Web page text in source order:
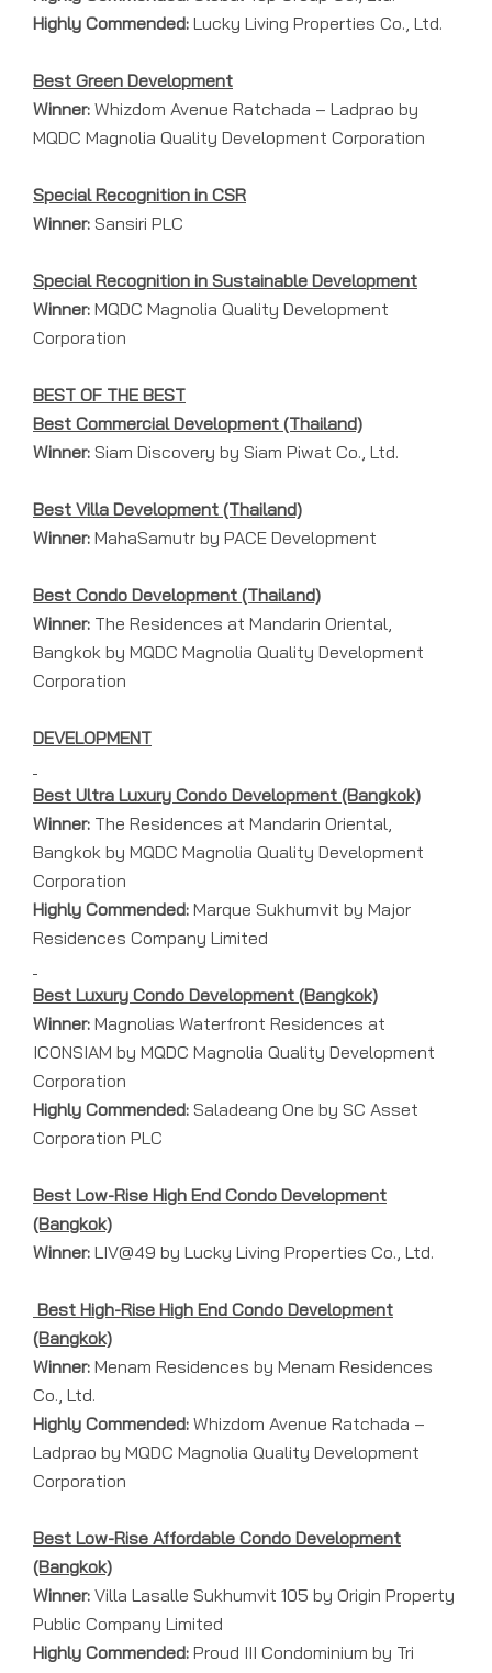
Highly Commended: Lucky Living Properties Co., Ltd.
Best Green Development
Winner: Whizdom Avenue Ratchada – Ladprao by
MQDC Magnolia Quality Development Corporation
Special Recognition in CSR
Winner: Sansiri PLC
Special Recognition in Sustainable Development
Winner: MQDC Magnolia Quality Development
Corporation
BEST OF THE BEST
Best Commercial Development (Thailand)
Winner: Siam Discovery by Siam Piwat Co., Ltd.
Best Villa Development (Thailand)
Winner: MahaSamutr by PACE Development
Best Condo Development (Thailand)
Winner: The Residences at Mandarin Oriental,
Bangkok by MQDC Magnolia Quality Development
Corporation
DEVELOPMENT
Best Ultra Luxury Condo Development (Bangkok)
Winner: The Residences at Mandarin Oriental,
Bangkok by MQDC Magnolia Quality Development
Corporation
Highly Commended: Marque Sukhumvit by Major
Residences Company Limited
Best Luxury Condo Development (Bangkok)
Winner: Magnolias Waterfront Residences at
ICONSIAM by MQDC Magnolia Quality Development
Corporation
Highly Commended: Saladeang One by SC Asset
Corporation PLC
Best Low-Rise High End Condo Development
(Bangkok)
Winner: LIV@49 by Lucky Living Properties Co., Ltd.
Best High-Rise High End Condo Development
(Bangkok)
Winner: Menam Residences by Menam Residences
Co., Ltd.
Highly Commended: Whizdom Avenue Ratchada –
Ladprao by MQDC Magnolia Quality Development
Corporation
Best Low-Rise Affordable Condo Development
(Bangkok)
Winner: Villa Lasalle Sukhumvit 105 by Origin Property
Public Company Limited
Highly Commended: Proud III Condominium by Tri